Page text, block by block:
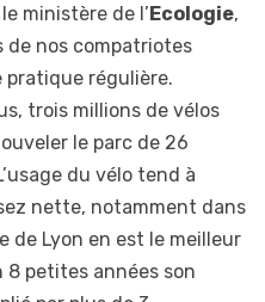
ministère de l’Ecologie,
de nos compatriotes
pratique régulière.
trois millions de vélos
le parc de 26
du vélo tend à
nette, notamment dans
de Lyon en est le meilleur
8 petites années son